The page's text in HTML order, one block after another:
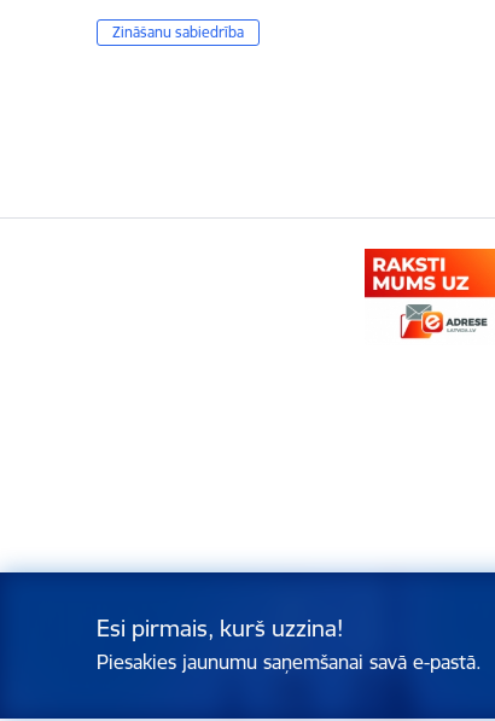
Zināšanu sabiedrība
Esi pirmais, kurš uzzina!
Piesakies jaunumu saņemšanai savā e-pastā.